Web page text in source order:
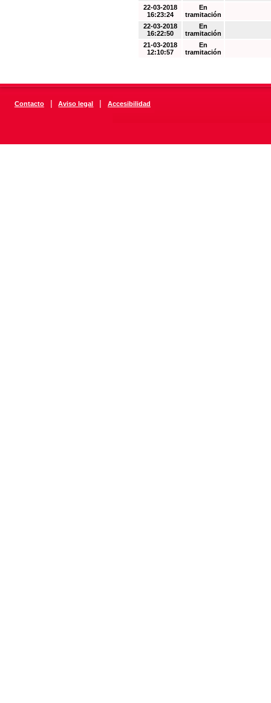
22-03-2018
16:23:24
En
tramitación
22-03-2018
16:22:50
En
tramitación
21-03-2018
12:10:57
En
tramitación
Contacto | Aviso legal | Accesibilidad